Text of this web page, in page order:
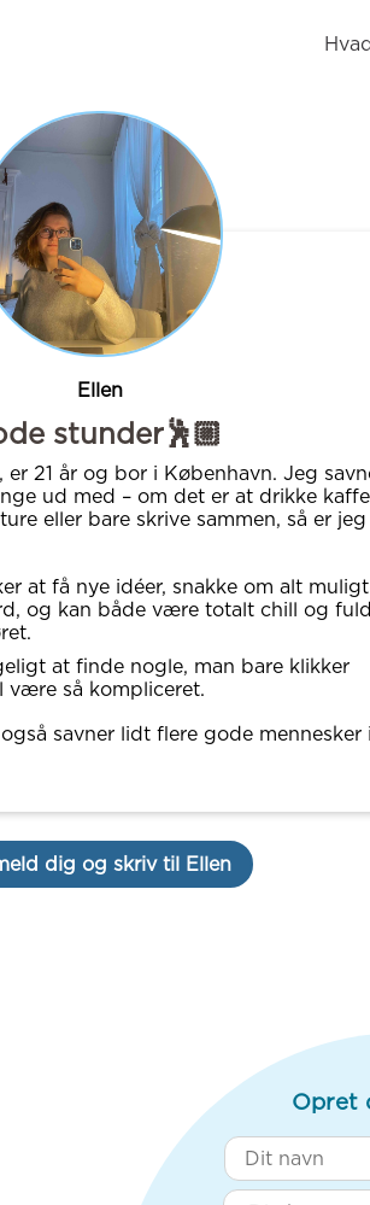
Ellen
stunder🕺🏼
er 21 år og bor i København. Jeg
ud med – om det er at drikke
eller bare skrive sammen, så er jeg
at få nye idéer, snakke om alt muligt
og kan både være totalt chill og
at finde nogle, man bare klikker
være så kompliceret.
savner lidt flere gode mennesker
dig og skriv til Ellen
Opret